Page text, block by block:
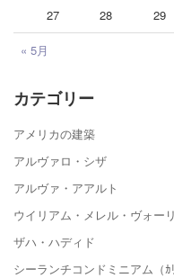
« 5月
27 28 29
カテゴリー
アメリカの建築
アルヴァロ・シザ
アルヴァ・アアルト
ウイリアム・メレル・ヴォー
ザハ・ハディド
シーランチコンドミニアム（